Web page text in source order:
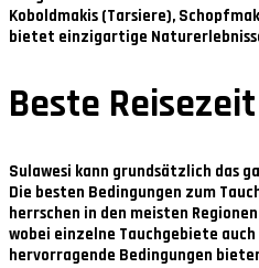
Koboldmakis (Tarsiere),
bietet einzigartige
Beste Reisezeit
Sulawesi kann grundsätzlich das
Die besten Bedingungen zum
herrschen in den meisten
wobei einzelne Tauchgebiete
hervorragende Bedingungen